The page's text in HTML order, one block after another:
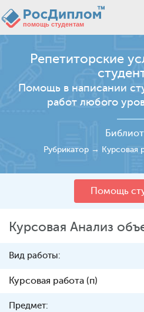
Репетиторские
Помощь в написании
работ любого
Рубрикатор→ Курсовая
Помощь
Курсовая Анализ
Вид работы:
Курсовая работа (п)
Предмет: